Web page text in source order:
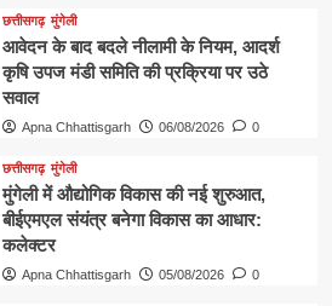
छत्तीसगढ़ मुंगेली
आवेदन के बाद बदले नीलामी के नियम, आदर्श
कृषि उपज मंडी समिति की प्रक्रिया पर उठे
सवाल
Apna Chhattisgarh 06/08/2026 0
छत्तीसगढ़ मुंगेली
मुंगेली में औद्योगिक विकास की नई शुरुआत,
बीईएमएल संयंत्र बनेगा विकास का आधार:
कलेक्टर
Apna Chhattisgarh 05/08/2026 0